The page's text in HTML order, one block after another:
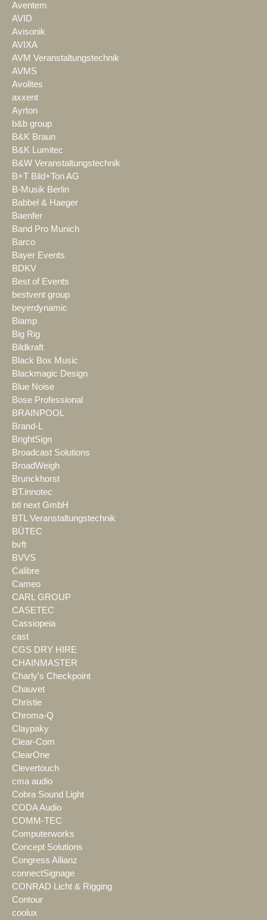
Aventem
AVID
Avisonik
AVIXA
AVM Veranstaltungstechnik
AVMS
Avolites
axxent
Ayrton
b&b group
B&K Braun
B&K Lumitec
B&W Veranstaltungstechnik
B+T Bild+Ton AG
B-Musik Berlin
Babbel & Haeger
Baenfer
Band Pro Munich
Barco
Bayer Events
BDKV
Best of Events
bestvent group
beyerdynamic
Biamp
Big Rig
Bildkraft
Black Box Music
Blackmagic Design
Blue Noise
Bose Professional
BRAINPOOL
Brand-L
BrightSign
Broadcast Solutions
BroadWeigh
Brunckhorst
BT.innotec
btl next GmbH
BTL Veranstaltungstechnik
BÜTEC
bvft
BVVS
Calibre
Cameo
CARL GROUP
CASETEC
Cassiopeia
cast
CGS DRY HIRE
CHAINMASTER
Charly's Checkpoint
Chauvet
Christie
Chroma-Q
Claypaky
Clear-Com
ClearOne
Clevertouch
cma audio
Cobra Sound Light
CODA Audio
COMM-TEC
Computerworks
Concept Solutions
Congress Allianz
connectSignage
CONRAD Licht & Rigging
Contour
coolux